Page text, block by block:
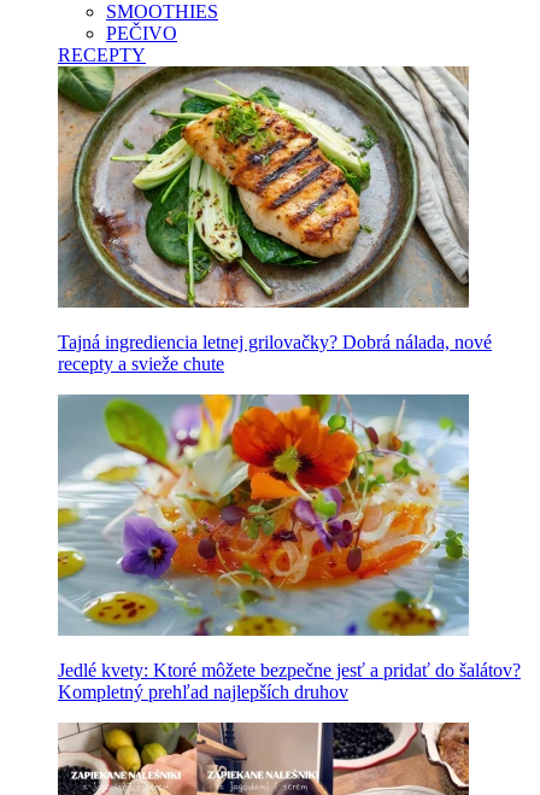
SMOOTHIES
PEČIVO
RECEPTY
Tajná ingrediencia letnej grilovačky? Dobrá nálada, nové
recepty a svieže chute
Jedlé kvety: Ktoré môžete bezpečne jesť a pridať do šalátov?
Kompletný prehľad najlepších druhov